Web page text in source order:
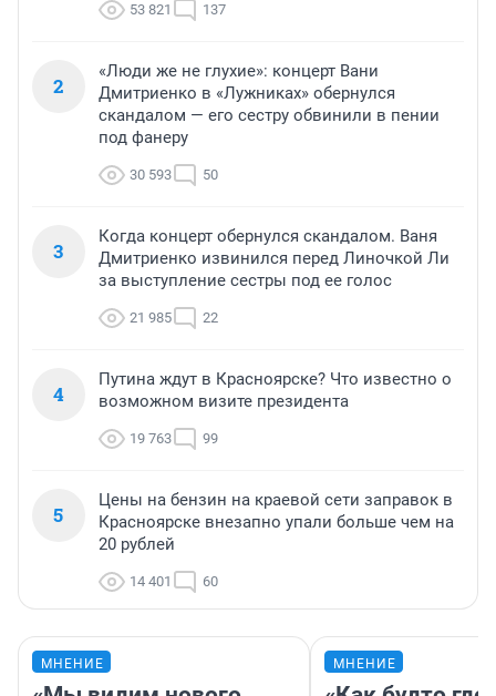
53 821 137
2
«Люди же не глухие»: концерт Вани
Дмитриенко в «Лужниках» обернулся
скандалом — его сестру обвинили в пении
под фанеру
30 593 50
3
Когда концерт обернулся скандалом. Ваня
Дмитриенко извинился перед Линочкой Ли
за выступление сестры под ее голос
21 985 22
4
Путина ждут в Красноярске? Что известно о
возможном визите президента
19 763 99
5
Цены на бензин на краевой сети заправок в
Красноярске внезапно упали больше чем на
20 рублей
14 401 60
МНЕНИЕ МНЕНИЕ